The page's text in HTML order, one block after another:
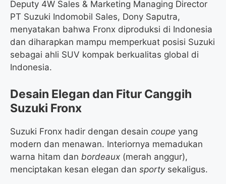
Deputy 4W Sales & Marketing Managing Director
PT Suzuki Indomobil Sales, Dony Saputra,
menyatakan bahwa Fronx diproduksi di Indonesia
dan diharapkan mampu memperkuat posisi Suzuki
sebagai ahli SUV kompak berkualitas global di
Indonesia.
Desain Elegan dan Fitur Canggih
Suzuki Fronx
Suzuki Fronx hadir dengan desain coupe yang
modern dan menawan. Interiornya memadukan
warna hitam dan bordeaux (merah anggur),
menciptakan kesan elegan dan sportysekaligus.